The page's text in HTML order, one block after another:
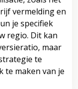
vermelding en
je specifiek
regio. Dit kan
maar
te
te maken van je